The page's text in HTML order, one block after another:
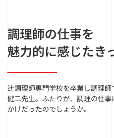
調理師の仕事を
魅力的に感じたき
辻調理師専門学校を卒業し調理
健二先生。ふたりが、調理の仕
かけだったのでしょうか。